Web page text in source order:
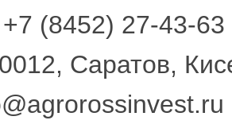
(8452) 27-43-63
Саратов,